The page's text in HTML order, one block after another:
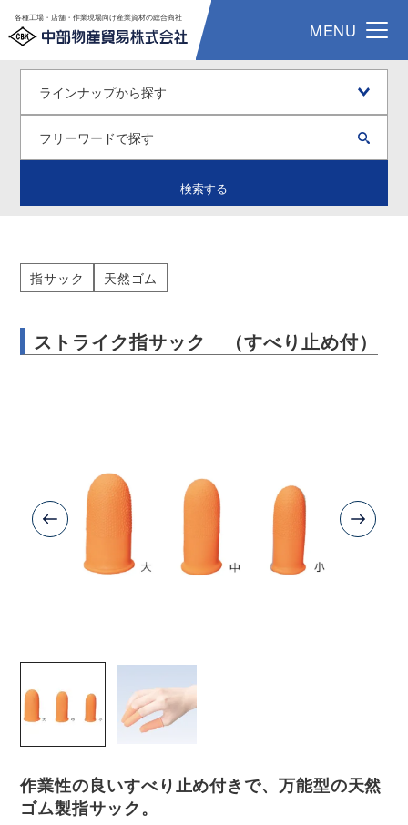
各種工場・店舗・作業現場向け産業資材の総合商社
MENU
検索する
指サック 天然ゴム
ストライク指サック （すべり止め付）
作業性の良いすべり止め付きで、万能型の天然
ゴム製指サック。